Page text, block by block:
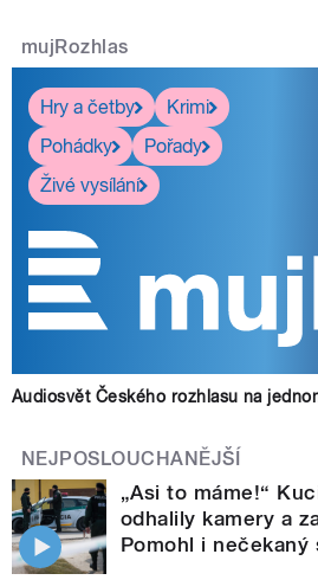
mujRozhlas
Hry a četby
Krimi
Pohádky
Pořady
Živé vysílání
Audiosvět Českého rozhlasu na
NEJPOSLOUCHANĚJŠÍ
„Asi to máme!“
odhalily kamery a
Pomohl i nečekaný